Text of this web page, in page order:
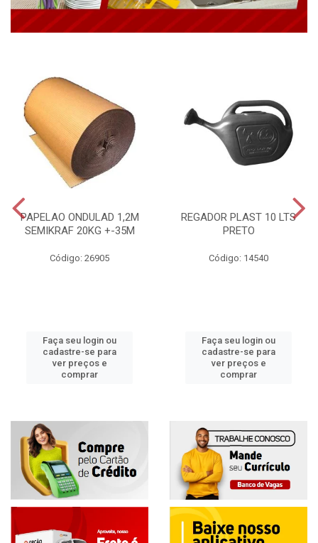
PAPELAO ONDULAD 1,2M
SEMIKRAF 20KG +-35M
Código: 26905
Faça seu login ou
cadastre-se para
ver preços e
comprar
REGADOR PLAST 10 LTS
PRETO
Código: 14540
Faça seu login ou
cadastre-se para
ver preços e
comprar